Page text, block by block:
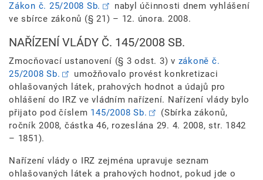
Zákon č. 25/2008 Sb.
nabyl účinnosti dnem vyhlášení
ve sbírce zákonů (§ 21) – 12. února. 2008.
NAŘÍZENÍ VLÁDY Č. 145/2008 SB.
Zmocňovací ustanovení (§ 3 odst. 3) v zákoně č.
25/2008 Sb.
umožňovalo provést konkretizaci
ohlašovaných látek, prahových hodnot a údajů pro
ohlášení do IRZ ve vládním nařízení. Nařízení vlády bylo
přijato pod číslem 145/2008 Sb.
(Sbírka zákonů,
ročník 2008, částka 46, rozeslána 29. 4. 2008, str. 1842
– 1851).
Nařízení vlády o IRZ zejména upravuje seznam
ohlašovaných látek a prahových hodnot, pokud jde o